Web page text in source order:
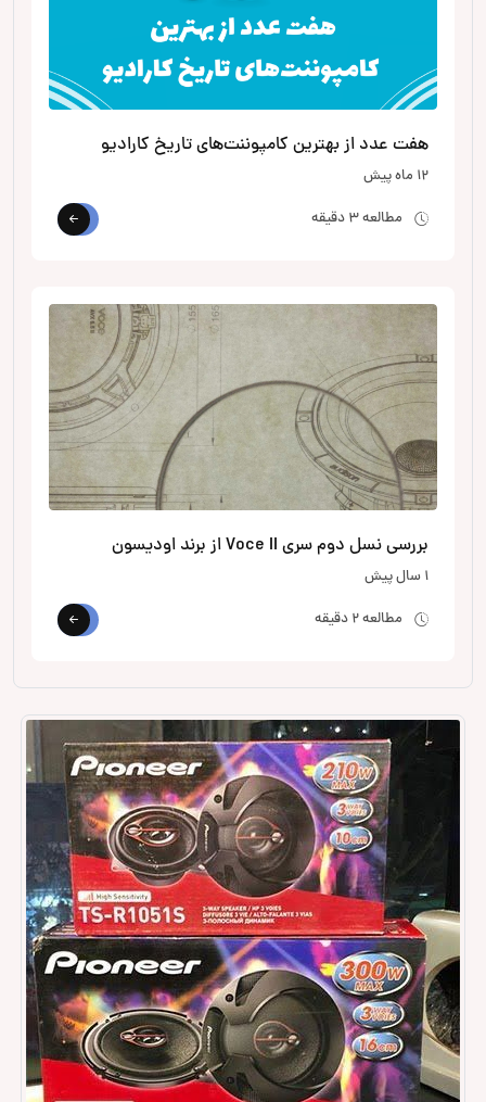
هفت عدد از بهترین کامپوننت‌های تاریخ کارادیو
12 ماه پیش
مطالعه 3 دقیقه
بررسی نسل دوم سری Voce II از برند اودیسون
1 سال پیش
مطالعه 2 دقیقه